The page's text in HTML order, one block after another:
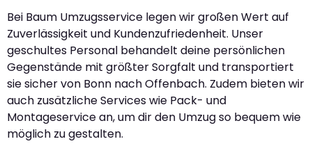
Bei Baum Umzugsservice legen wir großen Wert auf
Zuverlässigkeit und Kundenzufriedenheit. Unser
geschultes Personal behandelt deine persönlichen
Gegenstände mit größter Sorgfalt und transportiert
sie sicher von Bonn nach Offenbach. Zudem bieten wir
auch zusätzliche Services wie Pack- und
Montageservice an, um dir den Umzug so bequem wie
möglich zu gestalten.